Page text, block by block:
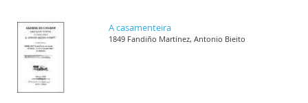
A casamenteira
1849 Fandiño Martínez, Antonio Bieito